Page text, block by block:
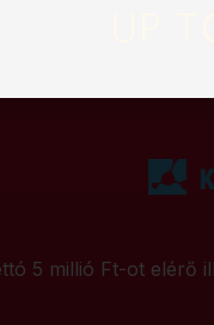
5 millió Ft-ot elérő